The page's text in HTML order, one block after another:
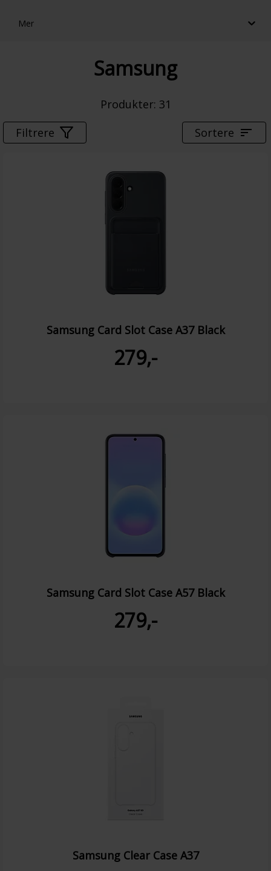
Mer
Samsung
Produkter: 31
Filtrere
Sortere
Samsung Card Slot Case A37 Black
279,-
Samsung Card Slot Case A57 Black
279,-
Samsung Clear Case A37